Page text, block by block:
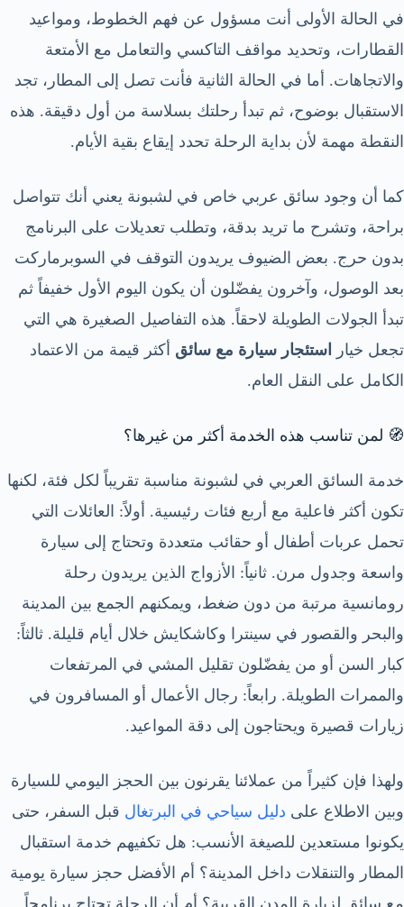
في الحالة الأولى أنت مسؤول عن فهم الخطوط، ومواعيد
القطارات، وتحديد مواقف التاكسي والتعامل مع الأمتعة
والاتجاهات. أما في الحالة الثانية فأنت تصل إلى المطار، تجد
الاستقبال بوضوح، ثم تبدأ رحلتك بسلاسة من أول دقيقة. هذه
النقطة مهمة لأن بداية الرحلة تحدد إيقاع بقية الأيام.
كما أن وجود سائق عربي خاص في لشبونة يعني أنك تتواصل
براحة، وتشرح ما تريد بدقة، وتطلب تعديلات على البرنامج
بدون حرج. بعض الضيوف يريدون التوقف في السوبرماركت
بعد الوصول، وآخرون يفضّلون أن يكون اليوم الأول خفيفاً ثم
تبدأ الجولات الطويلة لاحقاً. هذه التفاصيل الصغيرة هي التي
تجعل خيار
استئجار سيارة مع سائق أكثر قيمة من الاعتماد
الكامل على النقل العام.
🧭 لمن تناسب هذه الخدمة أكثر من غيرها؟
خدمة السائق العربي في لشبونة مناسبة تقريباً لكل فئة، لكنها
تكون أكثر فاعلية مع أربع فئات رئيسية. أولاً: العائلات التي
تحمل عربات أطفال أو حقائب متعددة وتحتاج إلى سيارة
واسعة وجدول مرن. ثانياً: الأزواج الذين يريدون رحلة
رومانسية مرتبة من دون ضغط، ويمكنهم الجمع بين المدينة
والبحر والقصور في سينترا وكاشكايش خلال أيام قليلة. ثالثاً:
كبار السن أو من يفضّلون تقليل المشي في المرتفعات
والممرات الطويلة. رابعاً: رجال الأعمال أو المسافرون في
زيارات قصيرة ويحتاجون إلى دقة المواعيد.
ولهذا فإن كثيراً من عملائنا يقرنون بين الحجز اليومي للسيارة
وبين الاطلاع على دليل سياحي في البرتغال قبل السفر، حتى
يكونوا مستعدين للصيغة الأنسب: هل تكفيهم خدمة استقبال
المطار والتنقلات داخل المدينة؟ أم الأفضل حجز سيارة يومية
مع سائق لزيارة المدن القريبة؟ أم أن الرحلة تحتاج برنامجاً